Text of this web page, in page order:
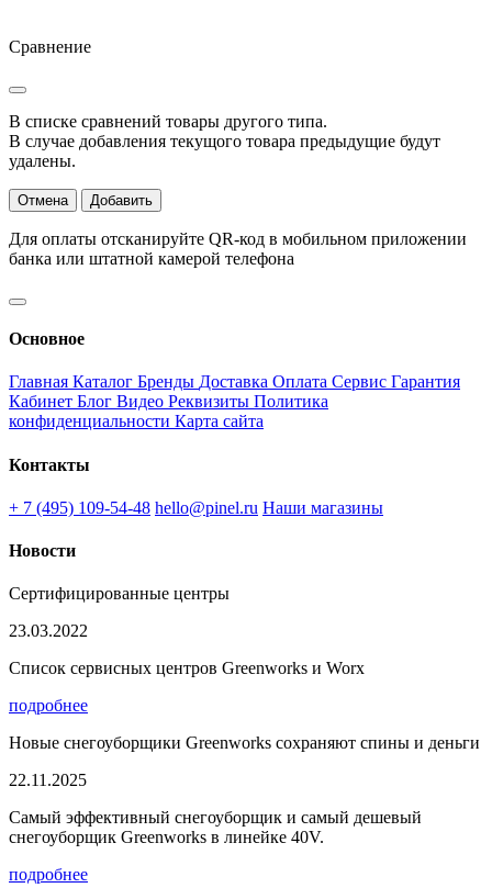
Сравнение
В списке сравнений товары другого типа.
В случае добавления текущого товара предыдущие будут
удалены.
Отмена Добавить
Для оплаты отсканируйте QR-код в мобильном приложении
банка или штатной камерой телефона
Основное
Главная Каталог Бренды Доставка Оплата Сервис Гарантия
Кабинет Блог Видео Реквизиты Политика
конфиденциальности Карта сайта
Контакты
+ 7 (495) 109-54-48 hello@pinel.ru Наши магазины
Новости
Сертифицированные центры
23.03.2022
Список сервисных центров Greenworks и Worx
подробнее
Новые снегоуборщики Greenworks сохраняют спины и деньги
22.11.2025
Самый эффективный снегоуборщик и самый дешевый
снегоуборщик Greenworks в линейке 40V.
подробнее